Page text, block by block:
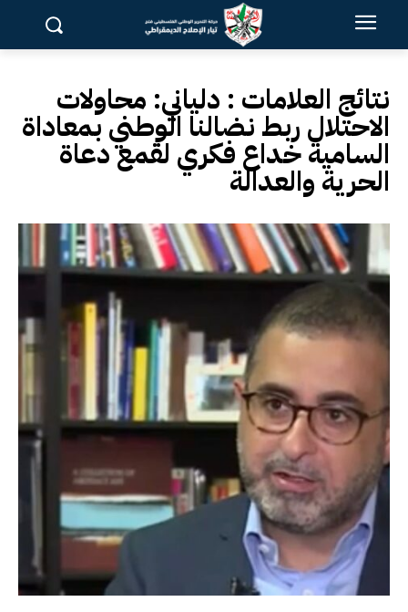
نتائج العلامات : دلياني: محاولات
الاحتلال ربط نضالنا الوطني بمعاداة
السامية خداع فكري لقمع دعاة
الحرية والعدالة